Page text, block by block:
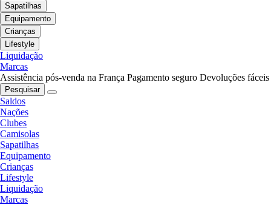
Sapatilhas
Equipamento
Crianças
Lifestyle
Liquidação
Marcas
Assistência pós-venda na França Pagamento seguro Devoluções fáceis
Pesquisar
Saldos
Nações
Clubes
Camisolas
Sapatilhas
Equipamento
Crianças
Lifestyle
Liquidação
Marcas